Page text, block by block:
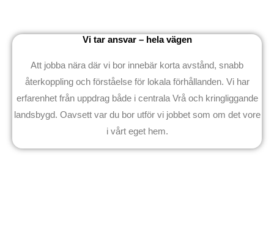
Vi tar ansvar – hela vägen
Att jobba nära där vi bor innebär korta avstånd, snabb
återkoppling och förståelse för lokala förhållanden. Vi har
erfarenhet från uppdrag både i centrala Vrå och kringliggande
landsbygd. Oavsett var du bor utför vi jobbet som om det vore
i vårt eget hem.